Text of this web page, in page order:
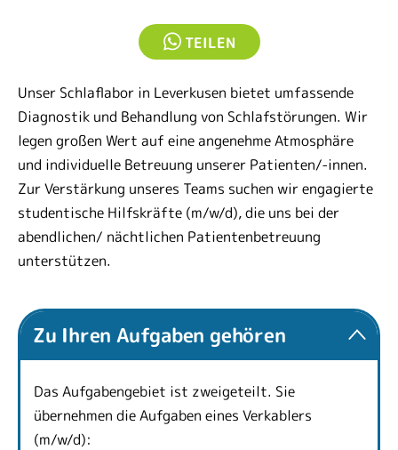
TEILEN
Unser Schlaflabor in Leverkusen bietet umfassende
Diagnostik und Behandlung von Schlafstörungen. Wir
legen großen Wert auf eine angenehme Atmosphäre
und individuelle Betreuung unserer Patienten/-innen.
Zur Verstärkung unseres Teams suchen wir engagierte
studentische Hilfskräfte (m/w/d), die uns bei der
abendlichen/ nächtlichen Patientenbetreuung
unterstützen.
Zu Ihren Aufgaben gehören
Das Aufgabengebiet ist zweigeteilt. Sie
übernehmen die Aufgaben eines Verkablers
(m/w/d):